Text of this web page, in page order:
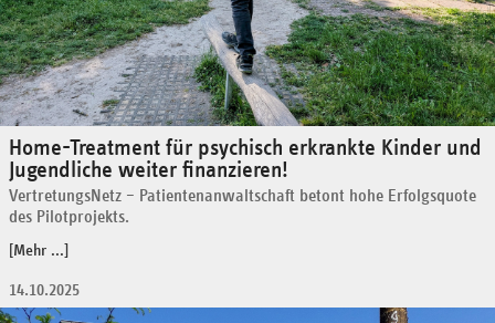
Home-Treatment für psychisch erkrankte Kinder und
Jugendliche weiter finanzieren!
VertretungsNetz – Patientenanwaltschaft betont hohe Erfolgsquote
des Pilotprojekts.
[Mehr ...]
14.10.2025